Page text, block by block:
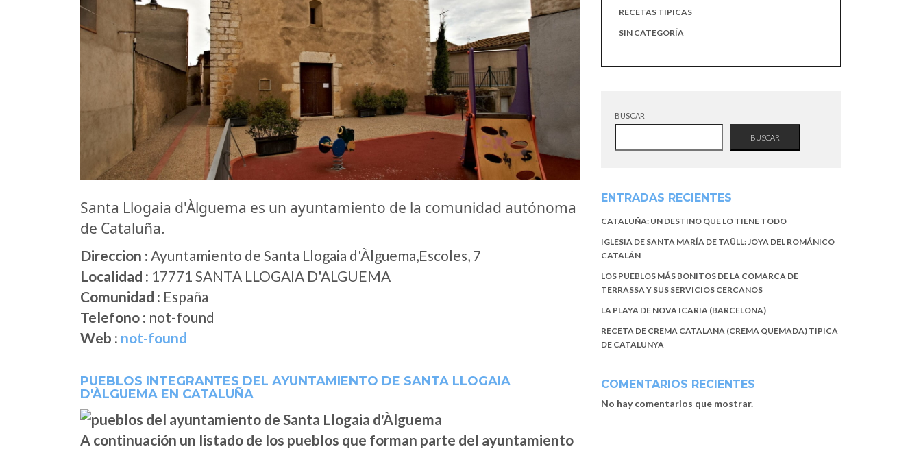
Santa Llogaia d'Àlguema es un ayuntamiento de la comunidad autónoma
de Cataluña.
Direccion : Ayuntamiento de Santa Llogaia d'Àlguema,Escoles, 7
Localidad : 17771 SANTA LLOGAIA D'ALGUEMA
Comunidad : España
Telefono : not-found
Web : not-found
PUEBLOS INTEGRANTES DEL AYUNTAMIENTO DE SANTA LLOGAIA
D'ÀLGUEMA EN CATALUÑA
A continuación un listado de los pueblos que forman parte del ayuntamiento
RECETAS TIPICAS
SIN CATEGORÍA
BUSCAR
BUSCAR
ENTRADAS RECIENTES
CATALUÑA: UN DESTINO QUE LO TIENE TODO
IGLESIA DE SANTA MARÍA DE TAÜLL: JOYA DEL ROMÁNICO
CATALÁN
LOS PUEBLOS MÁS BONITOS DE LA COMARCA DE
TERRASSA Y SUS SERVICIOS CERCANOS
LA PLAYA DE NOVA ICARIA (BARCELONA)
RECETA DE CREMA CATALANA (CREMA QUEMADA) TIPICA
DE CATALUNYA
COMENTARIOS RECIENTES
No hay comentarios que mostrar.